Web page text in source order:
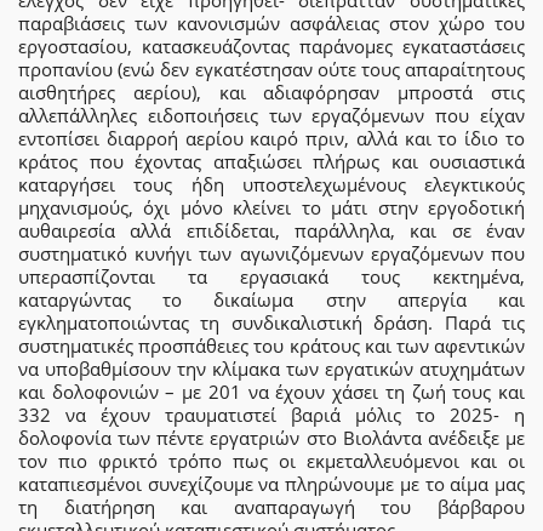
παραβιάσεις των κανονισμών ασφάλειας στον χώρο του
εργοστασίου, κατασκευάζοντας παράνομες εγκαταστάσεις
προπανίου (ενώ δεν εγκατέστησαν ούτε τους απαραίτητους
αισθητήρες αερίου), και αδιαφόρησαν μπροστά στις
αλλεπάλληλες ειδοποιήσεις των εργαζόμενων που είχαν
εντοπίσει διαρροή αερίου καιρό πριν, αλλά και το ίδιο το
κράτος που έχοντας απαξιώσει πλήρως και ουσιαστικά
καταργήσει τους ήδη υποστελεχωμένους ελεγκτικούς
μηχανισμούς, όχι μόνο κλείνει το μάτι στην εργοδοτική
αυθαιρεσία αλλά επιδίδεται, παράλληλα, και σε έναν
συστηματικό κυνήγι των αγωνιζόμενων εργαζόμενων που
υπερασπίζονται τα εργασιακά τους κεκτημένα,
καταργώντας το δικαίωμα στην απεργία και
εγκληματοποιώντας τη συνδικαλιστική δράση. Παρά τις
συστηματικές προσπάθειες του κράτους και των αφεντικών
να υποβαθμίσουν την κλίμακα των εργατικών ατυχημάτων
και δολοφονιών – με 201 να έχουν χάσει τη ζωή τους και
332 να έχουν τραυματιστεί βαριά μόλις το 2025- η
δολοφονία των πέντε εργατριών στο Βιολάντα ανέδειξε με
τον πιο φρικτό τρόπο πως οι εκμεταλλευόμενοι και οι
καταπιεσμένοι συνεχίζουμε να πληρώνουμε με το αίμα μας
τη διατήρηση και αναπαραγωγή του βάρβαρου